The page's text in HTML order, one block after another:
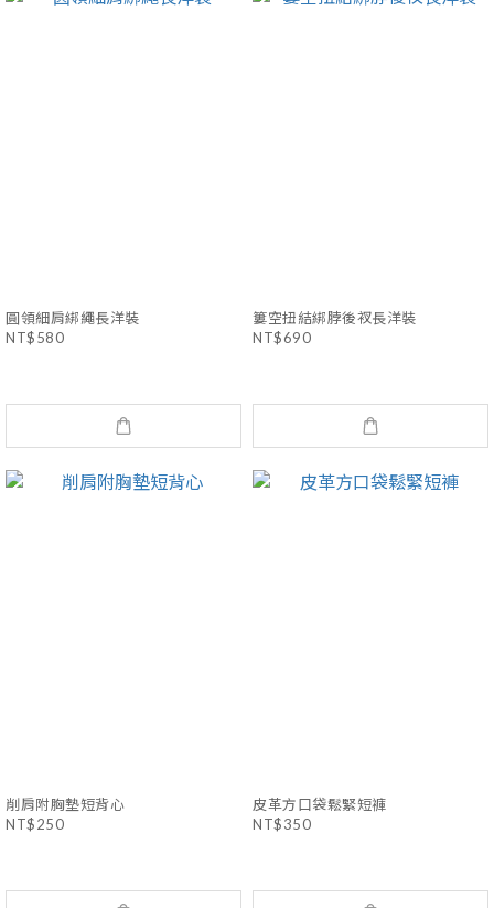
圓領細肩綁繩長洋裝
NT$580
簍空扭結綁脖後衩長洋裝
NT$690
削肩附胸墊短背心
NT$250
皮革方口袋鬆緊短褲
NT$350